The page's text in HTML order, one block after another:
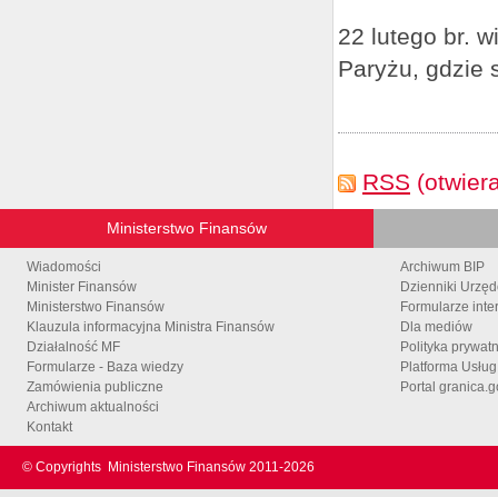
22 lutego br.
Paryżu, gdzie
RSS
Ministerstwo Finansów
Wiadomości
Minister Finansów
Ministerstwo Finansów
Klauzula informacyjna Ministra Finansów
Działalność MF
Formularze - Baza wiedzy
Zamówienia publiczne
Archiwum aktualności
Kontakt
Archiwum BIP
Dzienniki
Formularze
Dla mediów
Polityka
Platforma
Portal
© Copyrights Ministerstwo Finansów 2011-2026